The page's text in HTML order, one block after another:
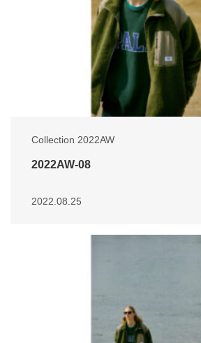
Collection 2022AW
2022AW-08
2022.08.25